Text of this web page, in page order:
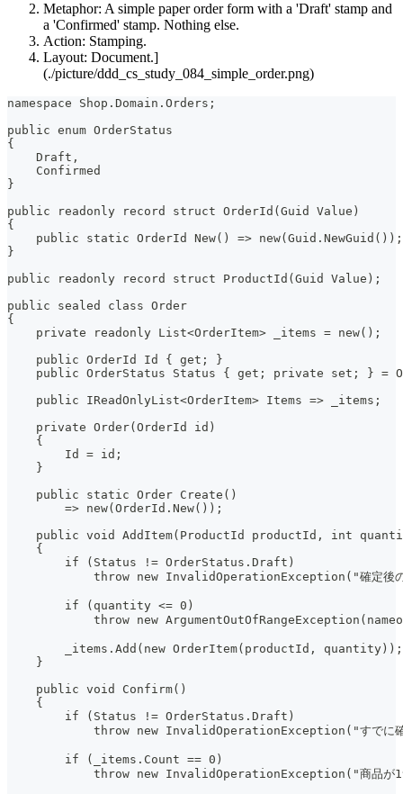
Metaphor: A simple paper order form with a 'Draft' stamp and
a 'Confirmed' stamp. Nothing else.
Action: Stamping.
Layout: Document.]
(./picture/ddd_cs_study_084_simple_order.png)
namespace Shop.Domain.Orders;
public enum OrderStatus
{
    Draft,
    Confirmed
}
public readonly record struct OrderId(Guid Value)
{
    public static OrderId New() => new(Guid.NewGuid());
}
public readonly record struct ProductId(Guid Value);
public sealed class Order
{
    private readonly List<OrderItem> _items = new();
    public OrderId Id { get; }
public OrderStatus Status { get; private set; } =
    public IReadOnlyList<OrderItem> Items => _items;
    private Order(OrderId id)
    {
        Id = id;
    }
    public static Order Create()
        => new(OrderId.New());
public void AddItem(ProductId productId, int
    {
        if (Status != OrderStatus.Draft)
throw new InvalidOperationException("確定後の
        if (quantity <= 0)
throw new
        _items.Add(new OrderItem(productId, quantity));
    }
    public void Confirm()
    {
        if (Status != OrderStatus.Draft)
throw new InvalidOperationException("すでに確
        if (_items.Count == 0)
throw new InvalidOperationException("商品が1つ